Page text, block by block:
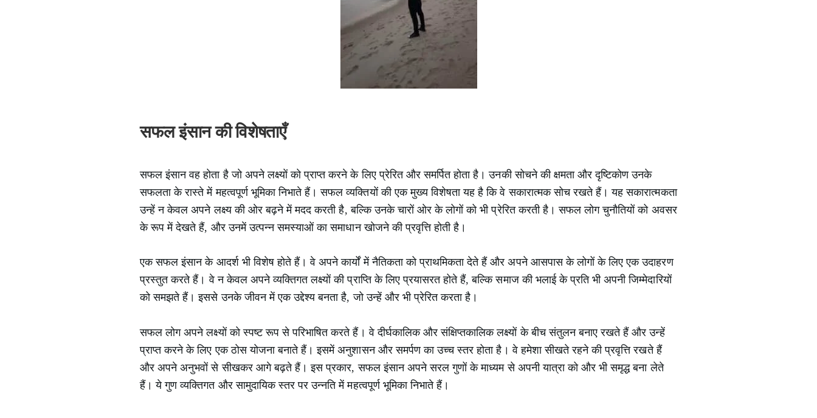
सफल इंसान की विशेषताएँ
सफल इंसान वह होता है जो अपने लक्ष्यों को प्राप्त करने के लिए प्रेरित और समर्पित होता है। उनकी सोचने की क्षमता और दृष्टिकोण उनके
सफलता के रास्ते में महत्वपूर्ण भूमिका निभाते हैं। सफल व्यक्तियों की एक मुख्य विशेषता यह है कि वे सकारात्मक सोच रखते हैं। यह सकारात्मकता
उन्हें न केवल अपने लक्ष्य की ओर बढ़ने में मदद करती है, बल्कि उनके चारों ओर के लोगों को भी प्रेरित करती है। सफल लोग चुनौतियों को अवसर
के रूप में देखते हैं, और उनमें उत्पन्न समस्याओं का समाधान खोजने की प्रवृत्ति होती है।
एक सफल इंसान के आदर्श भी विशेष होते हैं। वे अपने कार्यों में नैतिकता को प्राथमिकता देते हैं और अपने आसपास के लोगों के लिए एक उदाहरण
प्रस्तुत करते हैं। वे न केवल अपने व्यक्तिगत लक्ष्यों की प्राप्ति के लिए प्रयासरत होते हैं, बल्कि समाज की भलाई के प्रति भी अपनी जिम्मेदारियों
को समझते हैं। इससे उनके जीवन में एक उद्देश्य बनता है, जो उन्हें और भी प्रेरित करता है।
सफल लोग अपने लक्ष्यों को स्पष्ट रूप से परिभाषित करते हैं। वे दीर्घकालिक और संक्षिप्तकालिक लक्ष्यों के बीच संतुलन बनाए रखते हैं और उन्हें
प्राप्त करने के लिए एक ठोस योजना बनाते हैं। इसमें अनुशासन और समर्पण का उच्च स्तर होता है। वे हमेशा सीखते रहने की प्रवृत्ति रखते हैं
और अपने अनुभवों से सीखकर आगे बढ़ते हैं। इस प्रकार, सफल इंसान अपने सरल गुणों के माध्यम से अपनी यात्रा को और भी समृद्ध बना लेते
हैं। ये गुण व्यक्तिगत और सामुदायिक स्तर पर उन्नति में महत्वपूर्ण भूमिका निभाते हैं।